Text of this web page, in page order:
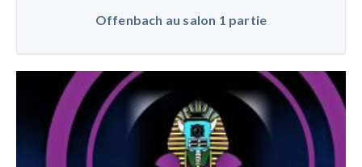
Offenbach au salon 1 partie